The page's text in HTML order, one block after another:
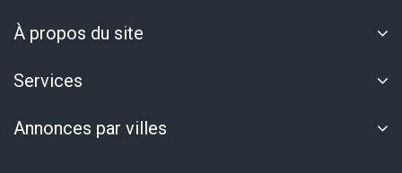
À propos du site
Services
Annonces par villes